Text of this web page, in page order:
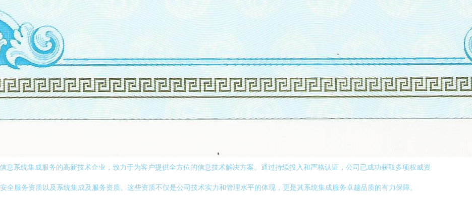
息系统集成服务的高新技术企业，致力于为客户提供全方位的信息技术解决方案。通过持续投入和严格认证，公司已成功获取多项权威资
全服务资质以及系统集成及服务资质。这些资质不仅是公司技术实力和管理水平的体现，更是其系统集成服务卓越品质的有力保障。